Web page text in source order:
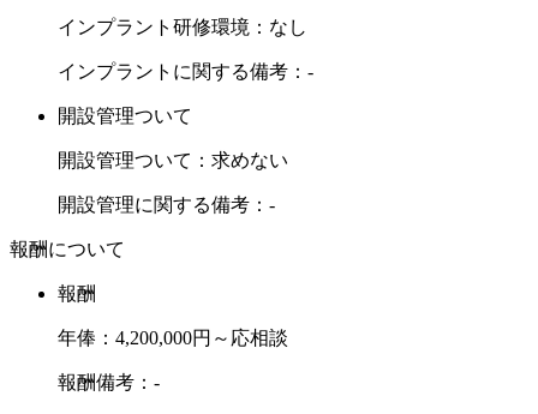
インプラント研修環境：なし
インプラントに関する備考：-
開設管理ついて
開設管理ついて：求めない
開設管理に関する備考：-
報酬について
報酬
年俸：4,200,000円～応相談
報酬備考：-